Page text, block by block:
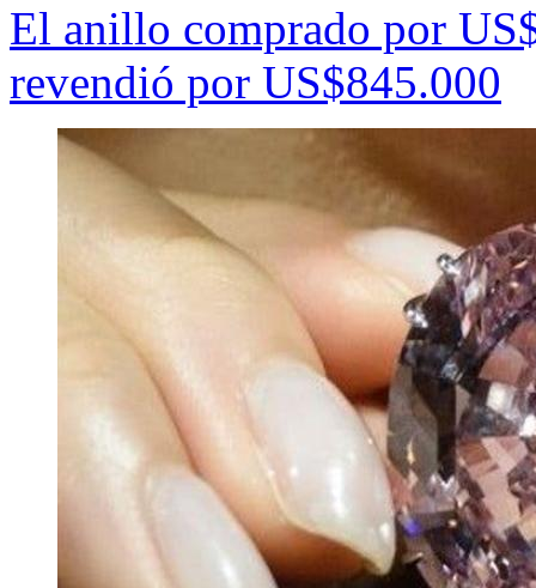
El anillo comprado por
revendió por US$845.000